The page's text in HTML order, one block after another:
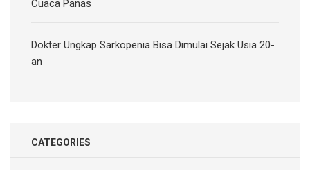
Cuaca Panas
Dokter Ungkap Sarkopenia Bisa Dimulai Sejak Usia 20-
an
CATEGORIES